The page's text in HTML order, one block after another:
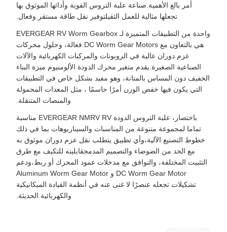
أمر بالغ الأهمية.صناعة علبة التروس القوية وأدائها الموثوق بها
تجعلها مثالية للعمل الثقيلتوفير نقل طاقة مستقر وفعال.
واحدة من التطبيقات المتميزة لـ EVERGEAR RV Worm Gearbox
هي بالتعاون مع DC Worm Gear Motors.فعالة، وحلول محركات
عزم دوران عالية في الروبوتات والمركبات الكهربائية والآلات
الصناعية الصغيرة.يقدم متغير محرك الدودة الألومنيوم ميزة البناء
الخفيف دون المساس بالمتانة، وهو مفيد بشكل خاص في التطبيقات
التي يكون فيها خفض الوزن أمرًا حاسمًا ، مثل المعدات المحمولة
والمنصات المتنقلة.
باختصار، علبة التروس الدودة EVERGEAR NMRV RV مناسبة
تماما لمجموعة متنوعة من المناسبات والسيناريوهات بما في ذلك
خطوط التصنيع الآلية،وأي تطبيق يتطلب نقل عزم دوران موثوق به
مع الحد من الضوضاء والتصميم المدمجقابليته للتكيف مع طرق
التثبيت المختلفة، والتوافق مع مدخلات عمود المحرك أو ربط،ودعم
DC Worm Gear Motor و Aluminum Worm Gear Motor
تشكيلات تجعله عنصرًا لا غنى عنه في أنظمة القيادة الميكانيكية
والكهربائية الحديثة.